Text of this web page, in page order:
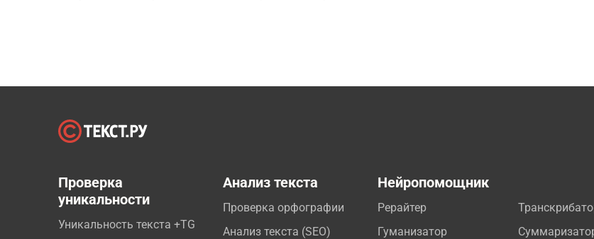
Проверка
уникальности
Уникальность текста +TG
Анализ текста
Проверка орфографии
Анализ текста (SEO)
Нейропомощник
Рерайтер
Гуманизатор